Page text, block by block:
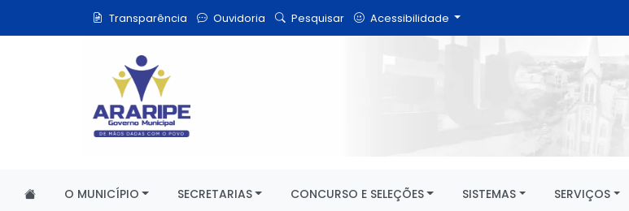
Transparência Ouvidoria Pesquisar Acessibilidade
O MUNICÍPIO SECRETARIAS CONCURSO E SELEÇÕES SISTEMAS SERVIÇOS